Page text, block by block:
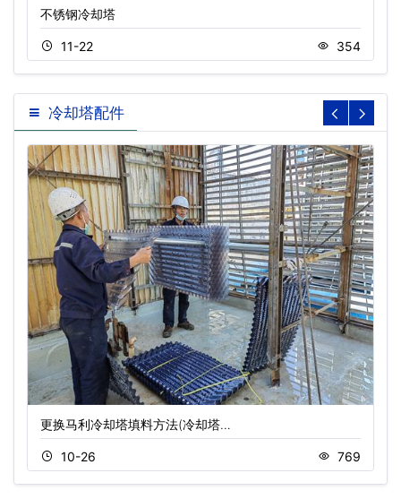
不锈钢冷却塔
11-22 354
冷却塔配件
更换马利冷却塔填料方法(冷却塔…
10-26 769